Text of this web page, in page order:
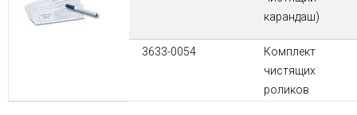
карандаш)
3633-0054
Комплект
чистящих
роликов